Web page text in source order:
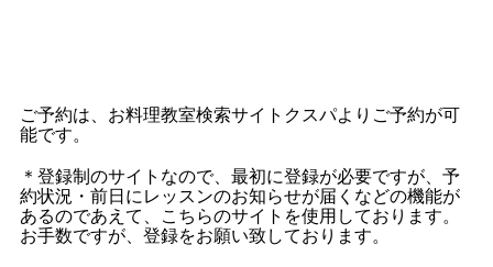
ご予約は、お料理教室検索サイトクスパよりご予約が可
能です。
＊登録制のサイトなので、最初に登録が必要ですが、予
約状況・前日にレッスンのお知らせが届くなどの機能が
あるのであえて、こちらのサイトを使用しております。
お手数ですが、登録をお願い致しております。